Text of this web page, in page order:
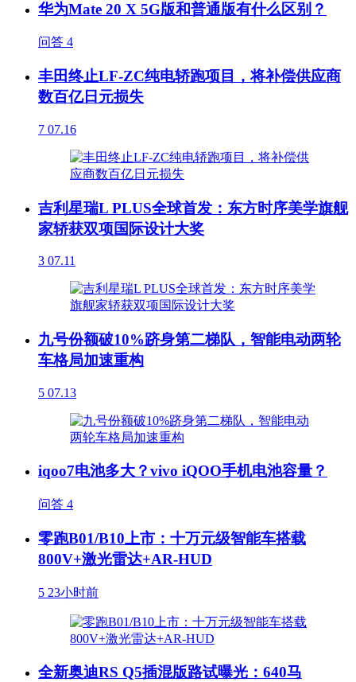
华为Mate 20 X 5G版和普通版有什么区别？
问答 4
丰田终止LF-ZC纯电轿跑项目，将补偿供应商
数百亿日元损失
7 07.16
吉利星瑞L PLUS全球首发：东方时序美学旗舰
家轿获双项国际设计大奖
3 07.11
九号份额破10%跻身第二梯队，智能电动两轮
车格局加速重构
5 07.13
iqoo7电池多大？vivo iQOO手机电池容量？
问答 4
零跑B01/B10上市：十万元级智能车搭载
800V+激光雷达+AR-HUD
5 23小时前
全新奥迪RS Q5插混版路试曝光：640马